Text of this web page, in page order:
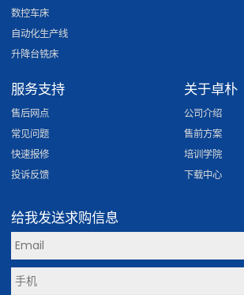
数控车床
自动化生产线
升降台铣床
服务支持
售后网点
常见问题
快速报修
投诉反馈
关于卓朴
公司介绍
售前方案
培训学院
下载中心
给我发送求购信息